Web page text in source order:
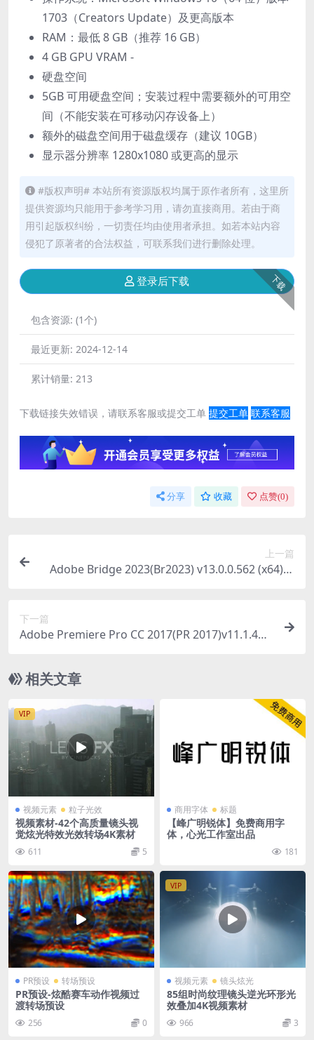
1703（Creators Update）及更高版本
RAM：最低 8 GB（推荐 16 GB）
4 GB GPU VRAM -
硬盘空间
5GB 可用硬盘空间；安装过程中需要额外的可用空
间（不能安装在可移动闪存设备上）
额外的磁盘空间用于磁盘缓存（建议 10GB）
显示器分辨率 1280x1080 或更高的显示
#版权声明# 本站所有资源版权均属于原作者所有，这里所
提供资源均只能用于参考学习用，请勿直接商用。若由于商
用引起版权纠纷，一切责任均由使用者承担。如若本站内容
侵犯了原著者的合法权益，可联系我们进行删除处理。
下载
登录后下载
包含资源: (1个)
最近更新: 2024-12-14
累计销量: 213
下载链接失效错误，请联系客服或提交工单 提交工单 联系客服
分享 收藏 点赞(0)
上一篇
Adobe Bridge 2023(Br2023) v13.0.0.562 (x64)中
下一篇
Adobe Premiere Pro CC 2017(PR 2017)v11.1.4直
相关文章
VIP
视频元素 粒子光效
视频素材-42个高质量镜头视
觉炫光特效光效转场4K素材
611 5
商用字体 标题
【峰广明锐体】免费商用字
体，心光工作室出品
181
PR预设 转场预设
PR预设-炫酷赛车动作视频过
渡转场预设
256 0
VIP
视频元素 镜头炫光
85组时尚纹理镜头逆光环形光
效叠加4K视频素材
966 3